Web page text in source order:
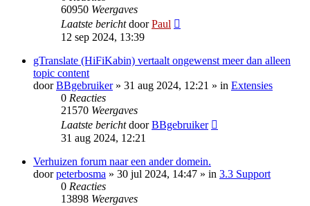
60950 Weergaves
Laatste berichtdoorPaul
12 sep 2024, 13:39
gTranslate (HiFiKabin) vertaalt ongewenst meer dan alleen
topic content
doorBBgebruiker» 31 aug 2024, 12:21 » in Extensies
0 Reacties
21570 Weergaves
Laatste berichtdoorBBgebruiker
31 aug 2024, 12:21
Verhuizen forum naar een ander domein.
doorpeterbosma » 30 jul 2024, 14:47 » in 3.3 Support
0 Reacties
13898 Weergaves